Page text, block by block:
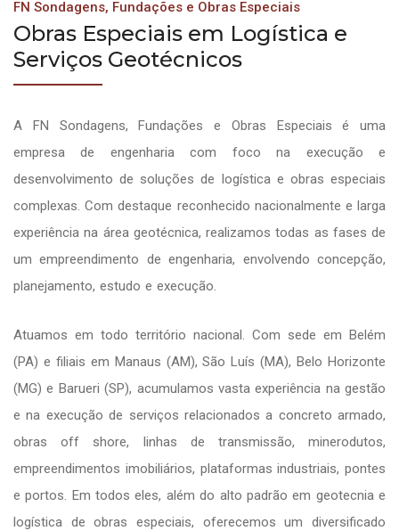
FN Sondagens, Fundações e Obras Especiais
Obras Especiais em Logística e
Serviços Geotécnicos
A FN Sondagens, Fundações e Obras Especiais é uma
empresa de engenharia com foco na execução e
desenvolvimento de soluções de logística e obras especiais
complexas. Com destaque reconhecido nacionalmente e larga
experiência na área geotécnica, realizamos todas as fases de
um empreendimento de engenharia, envolvendo concepção,
planejamento, estudo e execução.
Atuamos em todo território nacional. Com sede em Belém
(PA) e filiais em Manaus (AM), São Luís (MA), Belo Horizonte
(MG) e Barueri (SP), acumulamos vasta experiência na gestão
e na execução de serviços relacionados a concreto armado,
obras off shore, linhas de transmissão, minerodutos,
empreendimentos imobiliários, plataformas industriais, pontes
e portos. Em todos eles, além do alto padrão em geotecnia e
logística de obras especiais, oferecemos um diversificado